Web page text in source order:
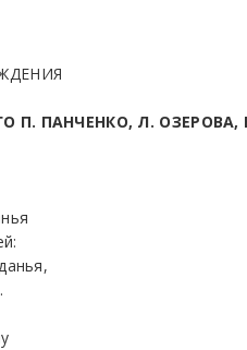
П. ПАНЧЕНКО, Л.